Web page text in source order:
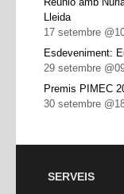
Lleida
17 setembre
Esdeveniment:
29 setembre
Premis PIMEC
30 setembre
SERVEIS